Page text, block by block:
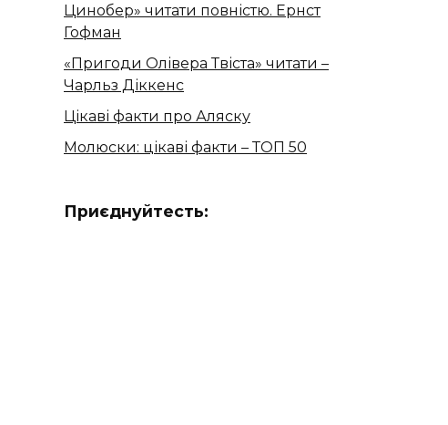
Цинобер» читати повністю. Ернст
Гофман
«Пригоди Олівера Твіста» читати –
Чарльз Діккенс
Цікаві факти про Аляску
Молюски: цікаві факти – ТОП 50
Приєднуйтесть: